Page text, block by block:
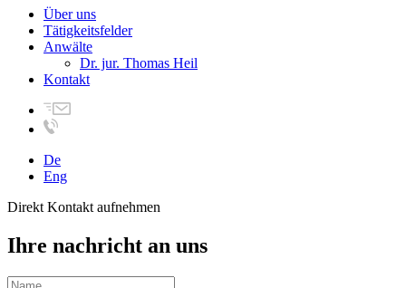
Über uns
Tätigkeitsfelder
Anwälte
Dr. jur. Thomas Heil
Kontakt
De
Eng
Direkt Kontakt aufnehmen
Ihre nachricht an uns